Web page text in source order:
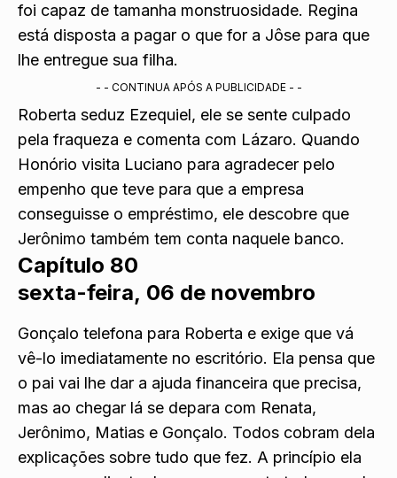
foi capaz de tamanha monstruosidade. Regina
está disposta a pagar o que for a Jôse para que
lhe entregue sua filha.
- - CONTINUA APÓS A PUBLICIDADE - -
Roberta seduz Ezequiel, ele se sente culpado
pela fraqueza e comenta com Lázaro. Quando
Honório visita Luciano para agradecer pelo
empenho que teve para que a empresa
conseguisse o empréstimo, ele descobre que
Jerônimo também tem conta naquele banco.
Capítulo 80
sexta-feira, 06 de novembro
Gonçalo telefona para Roberta e exige que vá
vê-lo imediatamente no escritório. Ela pensa que
o pai vai lhe dar a ajuda financeira que precisa,
mas ao chegar lá se depara com Renata,
Jerônimo, Matias e Gonçalo. Todos cobram dela
explicações sobre tudo que fez. A princípio ela